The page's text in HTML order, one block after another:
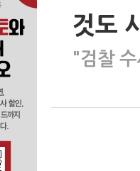
것도
"검찰